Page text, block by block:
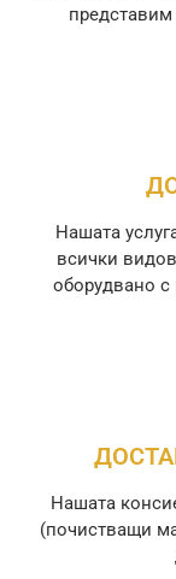
Нашата
всички
оборудвано
Нашата
(почистващи